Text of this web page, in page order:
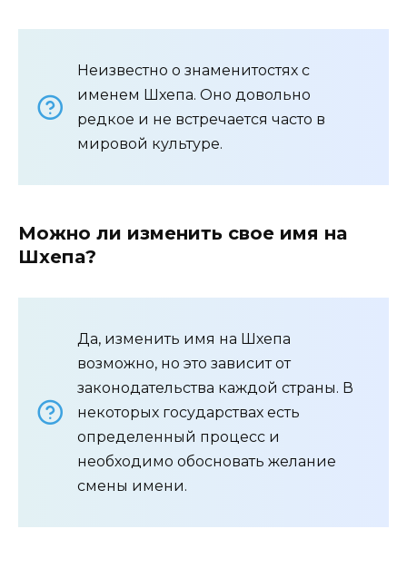
Неизвестно о знаменитостях с
именем Шхепа. Оно довольно
редкое и не встречается часто в
мировой культуре.
Можно ли изменить свое имя на
Шхепа?
Да, изменить имя на Шхепа
возможно, но это зависит от
законодательства каждой страны. В
некоторых государствах есть
определенный процесс и
необходимо обосновать желание
смены имени.